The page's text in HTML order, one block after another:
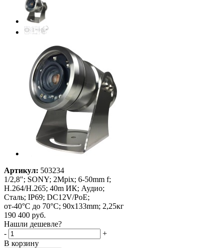
Артикул: 503234
1/2,8"; SONY; 2Mpix; 6-50mm f;
H.264/H.265; 40m ИК; Аудио;
Сталь; IP69; DC12V/PoE;
от-40°C до 70°C; 90x133mm; 2,25кг
190 400 руб.
Нашли дешевле?
-
+
В корзину